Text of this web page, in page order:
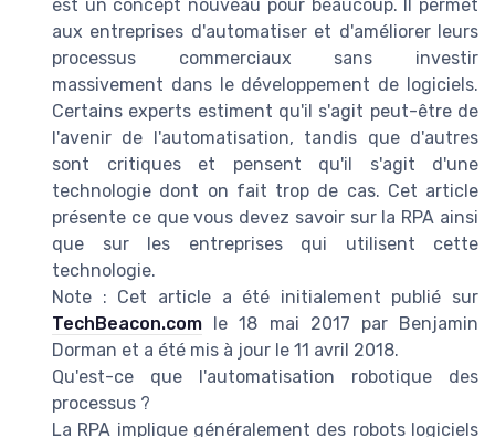
est un concept nouveau pour beaucoup. Il permet
aux entreprises d'automatiser et d'améliorer leurs
processus commerciaux sans investir
massivement dans le développement de logiciels.
Certains experts estiment qu'il s'agit peut-être de
l'avenir de l'automatisation, tandis que d'autres
sont critiques et pensent qu'il s'agit d'une
technologie dont on fait trop de cas. Cet article
présente ce que vous devez savoir sur la RPA ainsi
que sur les entreprises qui utilisent cette
technologie.
Note : Cet article a été initialement publié sur
TechBeacon.com le 18 mai 2017 par Benjamin
Dorman et a été mis à jour le 11 avril 2018.
Qu'est-ce que l'automatisation robotique des
processus ?
La RPA implique généralement des robots logiciels